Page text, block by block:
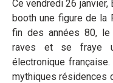
Ce vendredi 26
booth une figure de la
fin des années 80,
raves et se fraye
électronique
mythiques résidences